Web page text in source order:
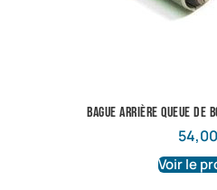
Bague arrière queue de
54,00
Voir le